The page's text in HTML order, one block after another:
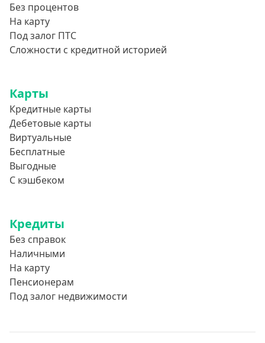
Без процентов
На карту
Под залог ПТС
Сложности с кредитной историей
Карты
Кредитные карты
Дебетовые карты
Виртуальные
Бесплатные
Выгодные
С кэшбеком
Кредиты
Без справок
Наличными
На карту
Пенсионерам
Под залог недвижимости